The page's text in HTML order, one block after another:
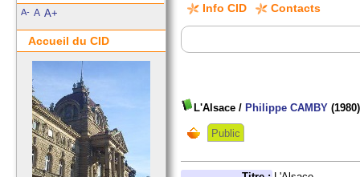
Info CID Contacts
L'Alsace / Philippe CAMBY (1980)
Public
A- A A+
Accueil du CID